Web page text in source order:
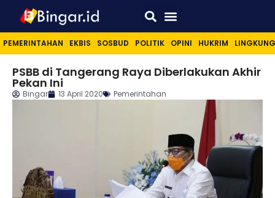
PEMERINTAHAN EKBIS SOSBUD POLITIK OPINI HUKRIM
PSBB di Tangerang Raya Diberlakukan Akhir
Pekan Ini
Bingar 13 April 2020 Pemerintahan